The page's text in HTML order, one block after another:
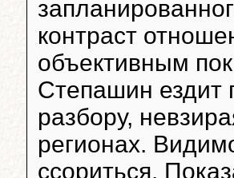
контраст
объективным
Степашин ездит
разбору,
регионах.
ссориться.